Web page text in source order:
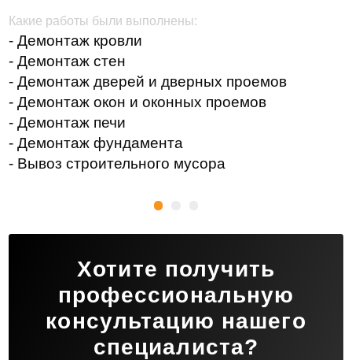
Какие работы были выполнены:
- Демонтаж кровли
- Демонтаж стен
- Демонтаж дверей и дверных проемов
- Демонтаж окон и оконных проемов
- Демонтаж печи
- Демонтаж фундамента
- Вывоз строительного мусора
Хотите получить
профессиональную
консультацию нашего
специалиста?